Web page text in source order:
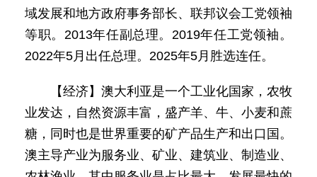
域发展和地方政府事务部长、联邦议会工党领袖
等职。2013年任副总理。2019年任工党领袖。
2022年5月出任总理。2025年5月胜选连任。
【经济】澳大利亚是一个工业化国家，农牧
业发达，自然资源丰富，盛产羊、牛、小麦和蔗
糖，同时也是世界重要的矿产品生产和出口国。
澳主导产业为服务业、矿业、建筑业、制造业、